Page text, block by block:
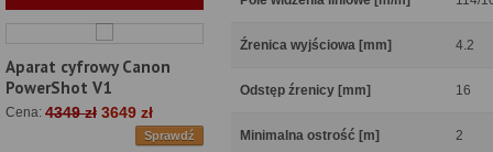
Aparat cyfrowy Canon
PowerShot V1
Cena: 4349 zł 3649 zł
Sprawdź
Źrenica wyjściowa [mm] 4.2
Odstęp źrenicy [mm] 16
Minimalna ostrość [m] 2